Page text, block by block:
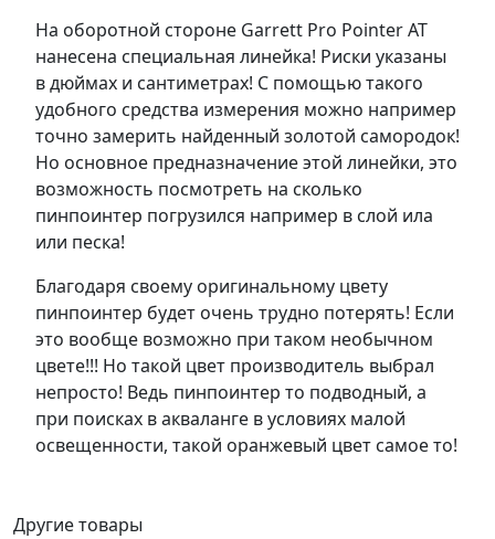
На оборотной стороне Garrett Pro Pointer AT
нанесена специальная линейка! Риски указаны
в дюймах и сантиметрах! С помощью такого
удобного средства измерения можно например
точно замерить найденный золотой самородок!
Но основное предназначение этой линейки, это
возможность посмотреть на сколько
пинпоинтер погрузился например в слой ила
или песка!
Благодаря своему оригинальному цвету
пинпоинтер будет очень трудно потерять! Если
это вообще возможно при таком необычном
цвете!!! Но такой цвет производитель выбрал
непросто! Ведь пинпоинтер то подводный, а
при поисках в акваланге в условиях малой
освещенности, такой оранжевый цвет самое то!
Другие товары